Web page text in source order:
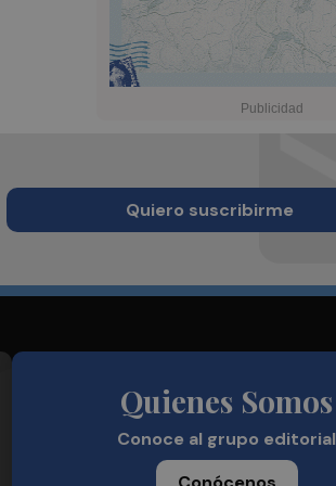
Quiero suscribirme
Quienes Somos
Conoce al grupo editorial